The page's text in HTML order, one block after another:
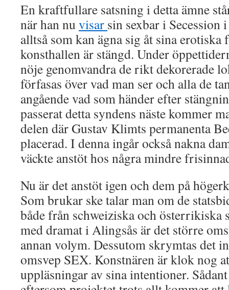
En kraftfullare satsning i detta ämne
när han nu visar sin sexbar i Secession
alltså som kan ägna sig åt sina erotiska
konsthallen är stängd. Under
nöje genomvandra de rikt dekorerade
förfasas över vad man ser och alla de
angående vad som händer efter
passerat detta syndens näste kommer
delen där Gustav Klimts permanenta
placerad. I denna ingår också nakna
väckte anstöt hos några mindre
Nu är det anstöt igen och dem på
Som brukar ske talar man om de
både från schweiziska och österrikiska
med dramat i Alingsås är det större
annan volym. Dessutom skrymtas det
omsvep SEX. Konstnären är klok nog
uppläsningar av sina intentioner.